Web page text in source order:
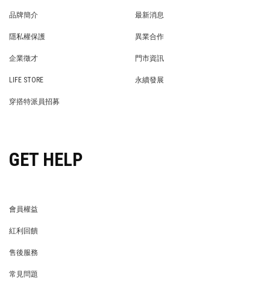
品牌簡介
最新消息
隱私權保護
異業合作
企業徵才
門市資訊
LIFE STORE
永續發展
穿搭特派員招募
GET HELP
會員權益
紅利回饋
售後服務
常見問題